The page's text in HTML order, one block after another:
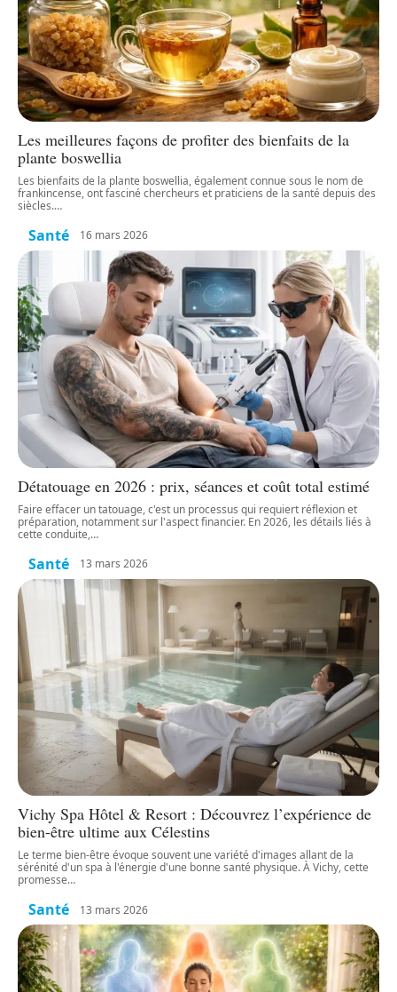
Les meilleures façons de profiter des bienfaits de la
plante boswellia
Les bienfaits de la plante boswellia, également connue sous le nom de
frankincense, ont fasciné chercheurs et praticiens de la santé depuis des
siècles.…
Santé 16 mars 2026
Détatouage en 2026 : prix, séances et coût total estimé
Faire effacer un tatouage, c'est un processus qui requiert réflexion et
préparation, notamment sur l'aspect financier. En 2026, les détails liés à
cette conduite,…
Santé 13 mars 2026
Vichy Spa Hôtel & Resort : Découvrez l’expérience de
bien-être ultime aux Célestins
Le terme bien-être évoque souvent une variété d'images allant de la
sérénité d'un spa à l'énergie d'une bonne santé physique. À Vichy, cette
promesse…
Santé 13 mars 2026